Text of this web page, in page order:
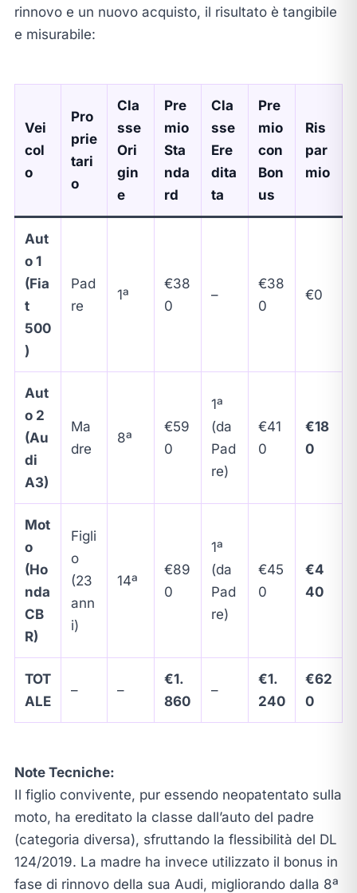
rinnovo e un nuovo acquisto, il risultato è tangibile
e misurabile:
Vei
col
o
Pro
prie
tari
o
Cla
sse
Ori
gin
e
Pre
mio
Sta
nda
rd
Cla
sse
Ere
dita
ta
Pre
mio
con
Bon
us
Ris
par
mio
Aut
o 1
(Fia
t
500
)
Pad
re
1ª
€38
0
–
€38
0
€0
Aut
o 2
(Au
di
A3)
Ma
dre
8ª
€59
0
1ª
(da
Pad
re)
€41
0
€18
0
Mot
o
(Ho
nda
CB
R)
Figli
o
(23
ann
i)
14ª
€89
0
1ª
(da
Pad
re)
€45
0
€4
40
TOT
ALE
– –
€1.
860
–
€1.
240
€62
0
Note Tecniche:
Il figlio convivente, pur essendo neopatentato sulla
moto, ha ereditato la classe dall’auto del padre
(categoria diversa), sfruttando la flessibilità del DL
124/2019. La madre ha invece utilizzato il bonus in
fase di rinnovo della sua Audi, migliorando dalla 8ª